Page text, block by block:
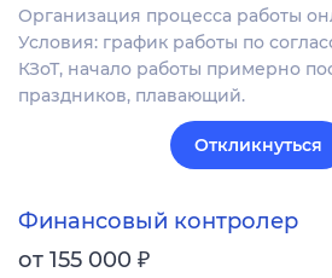
Организация процесса работы
Условия: график работы по
КЗоТ, начало работы примерно
праздников, плавающий.
Откликнуться
Финансовый контролер
от 155 000 ₽